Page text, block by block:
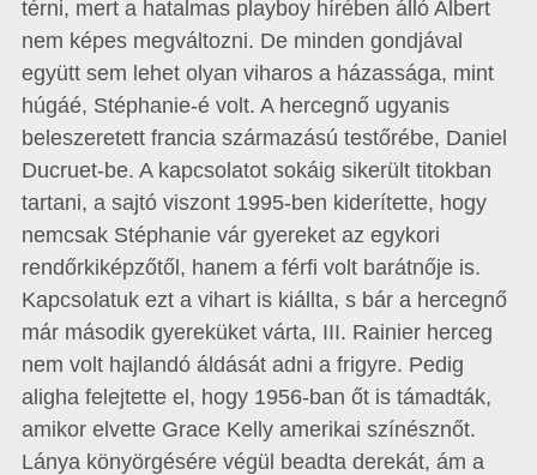
térni, mert a hatalmas playboy hírében álló Albert
nem képes megváltozni. De minden gondjával
együtt sem lehet olyan viharos a házassága, mint
húgáé, Stéphanie-é volt. A hercegnő ugyanis
beleszeretett francia származású testőrébe, Daniel
Ducruet-be. A kapcsolatot sokáig sikerült titokban
tartani, a sajtó viszont 1995-ben kiderítette, hogy
nemcsak Stéphanie vár gyereket az egykori
rendőrkiképzőtől, hanem a férfi volt barátnője is.
Kapcsolatuk ezt a vihart is kiállta, s bár a hercegnő
már második gyereküket várta, III. Rainier herceg
nem volt hajlandó áldását adni a frigyre. Pedig
aligha felejtette el, hogy 1956-ban őt is támadták,
amikor elvette Grace Kelly amerikai színésznőt.
Lánya könyörgésére végül beadta derekát, ám a